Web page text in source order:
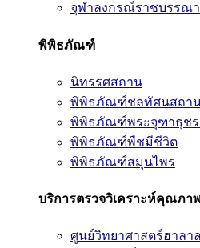
จุฬาลงกรณ์ราชบรรณ
พิพิธภัณฑ์
นิทรรศสถาน
พิพิธภัณฑ์ชลทัศนสถา
พิพิธภัณฑ์พระจุฑาธุชร
พิพิธภัณฑ์พืชมีชีวิต
พิพิธภัณฑ์สมุนไพร
บริการตรวจวิเคราะห์คุณภาพ
ศูนย์วิทยาศาสตร์ฮาลาล